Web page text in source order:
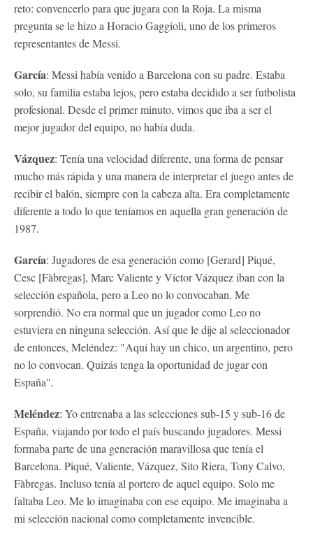
reto: convencerlo para que jugara con la Roja. La misma
pregunta se le hizo a Horacio Gaggioli, uno de los primeros
representantes de Messi.
García: Messi había venido a Barcelona con su padre. Estaba
solo, su familia estaba lejos, pero estaba decidido a ser futbolista
profesional. Desde el primer minuto, vimos que iba a ser el
mejor jugador del equipo, no había duda.
Vázquez: Tenía una velocidad diferente, una forma de pensar
mucho más rápida y una manera de interpretar el juego antes de
recibir el balón, siempre con la cabeza alta. Era completamente
diferente a todo lo que teníamos en aquella gran generación de
1987.
García: Jugadores de esa generación como [Gerard] Piqué,
Cesc [Fàbregas], Marc Valiente y Víctor Vázquez iban con la
selección española, pero a Leo no lo convocaban. Me
sorprendió. No era normal que un jugador como Leo no
estuviera en ninguna selección. Así que le dije al seleccionador
de entonces, Meléndez: "Aquí hay un chico, un argentino, pero
no lo convocan. Quizás tenga la oportunidad de jugar con
España".
Meléndez: Yo entrenaba a las selecciones sub-15 y sub-16 de
España, viajando por todo el país buscando jugadores. Messi
formaba parte de una generación maravillosa que tenía el
Barcelona. Piqué, Valiente, Vázquez, Sito Riera, Tony Calvo,
Fàbregas. Incluso tenía al portero de aquel equipo. Solo me
faltaba Leo. Me lo imaginaba con ese equipo. Me imaginaba a
mi selección nacional como completamente invencible.